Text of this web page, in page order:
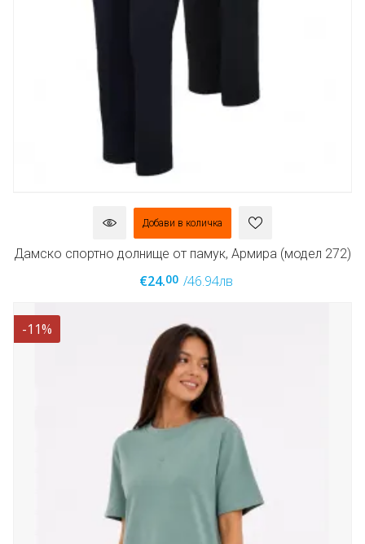
Добави в количка
Дамско спортно долнище от памук, Армира (модел 272)
€24.00 /46.94лв
-11%